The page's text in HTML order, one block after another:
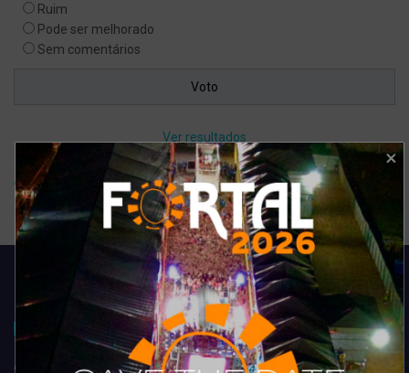
Ruim
Pode ser melhorado
Sem comentários
Ver resultados
Arquivo de enquete
Acompanhe todas as novidades do entretenimento na região de